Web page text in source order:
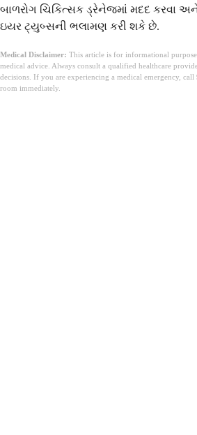
બાળરોગ ચિકિત્સક ડ્રેનેજમાં મદદ કરવા
ઇયર ટ્યુબ્સની ભલામણ કરી શકે છે.
Medical Disclaimer: This article is for informational
medical advice. Always consult a qualified healthcare
decisions. If you are experiencing a medical emergency, call
room immediately.